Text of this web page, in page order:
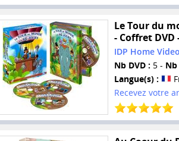
Le Tour du
- Coffret DVD
IDP Home Video
Nb DVD : 5 -
Langue(s) :
Recevez votre